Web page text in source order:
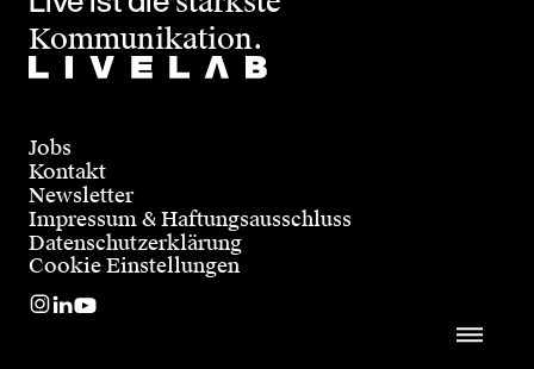
Kommunikation.
Jobs
Kontakt
Newsletter
Impressum & Haftungsausschluss
Datenschutzerklärung
Cookie Einstellungen